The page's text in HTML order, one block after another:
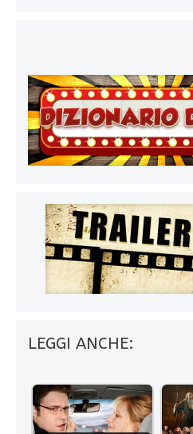
LEGGI ANCHE: